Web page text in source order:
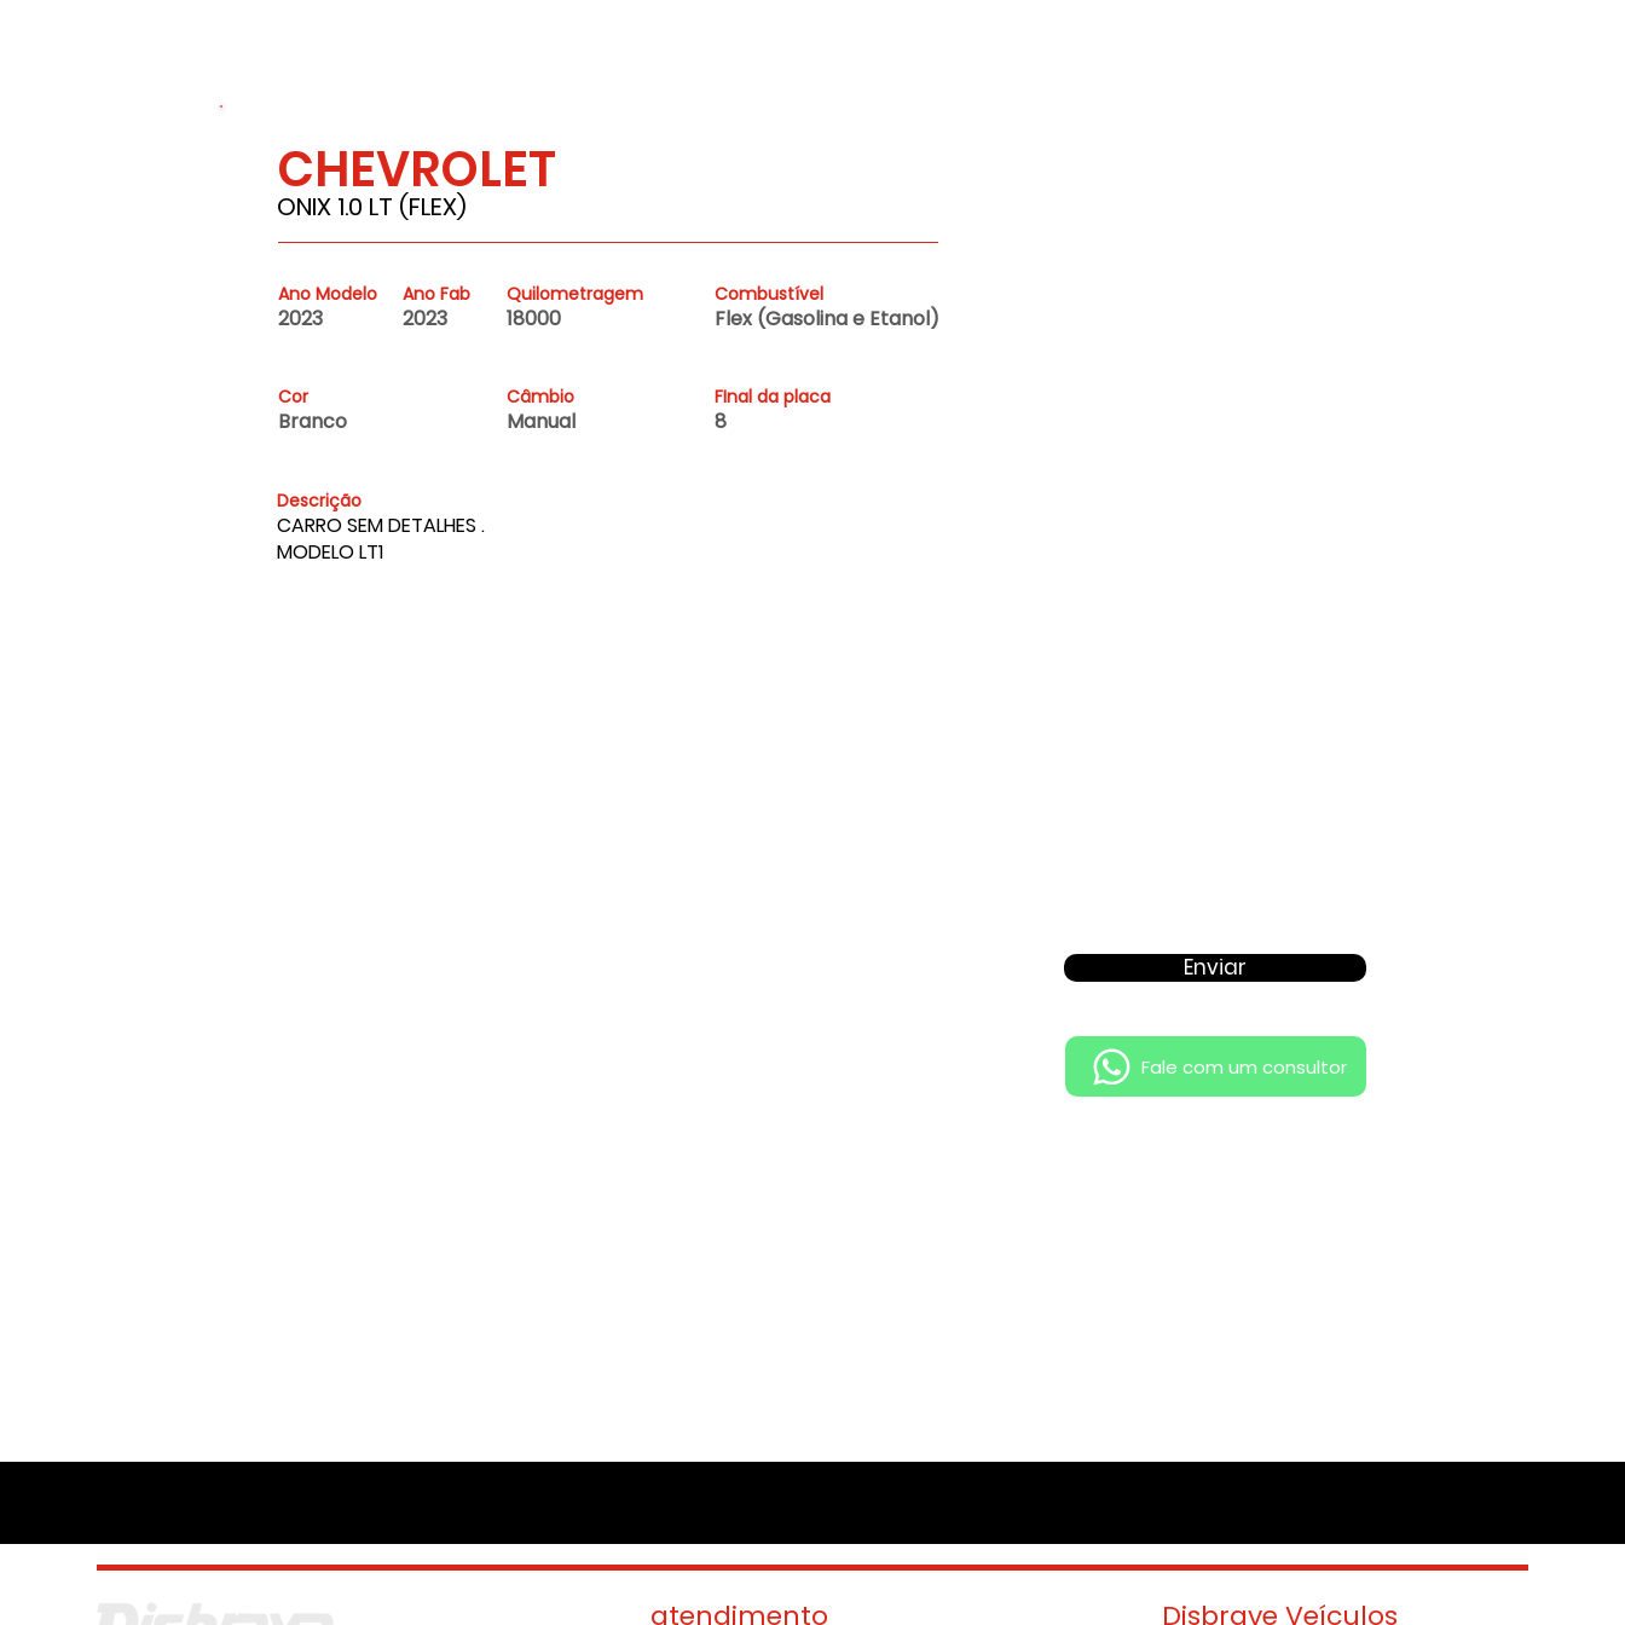
Enviar
Fale com um consultor
18000
CHEVROLET
ONIX 1.0 LT (FLEX)
Ano Modelo
2023
Ano Fab
2023
Cor
Branco
Quilometragem Combustível
18000 Flex (Gasolina e Etanol)
Câmbio FInal da placa
Manual 8
Descrição
CARRO SEM DETALHES .
MODELO LT1
atendimento Disbrave Veículos